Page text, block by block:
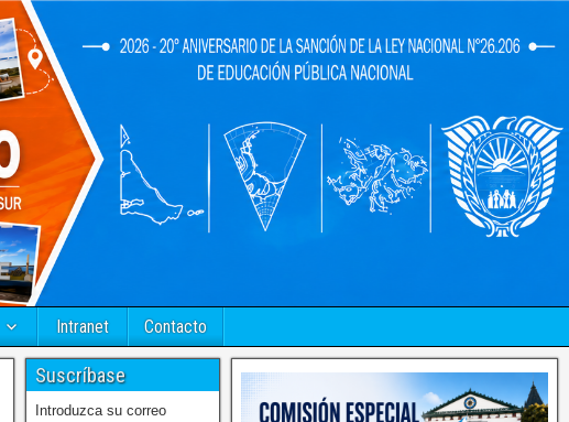
Intranet Contacto
Suscríbase
Introduzca su correo